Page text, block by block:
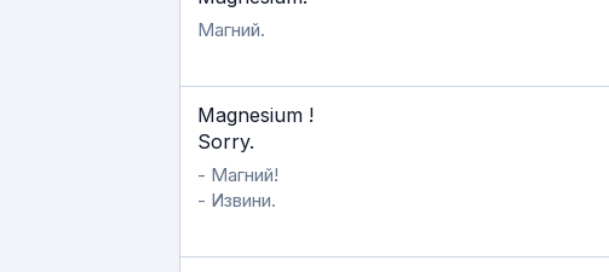
Магний.
Magnesium !
Sorry.
- Магний!
- Извини.